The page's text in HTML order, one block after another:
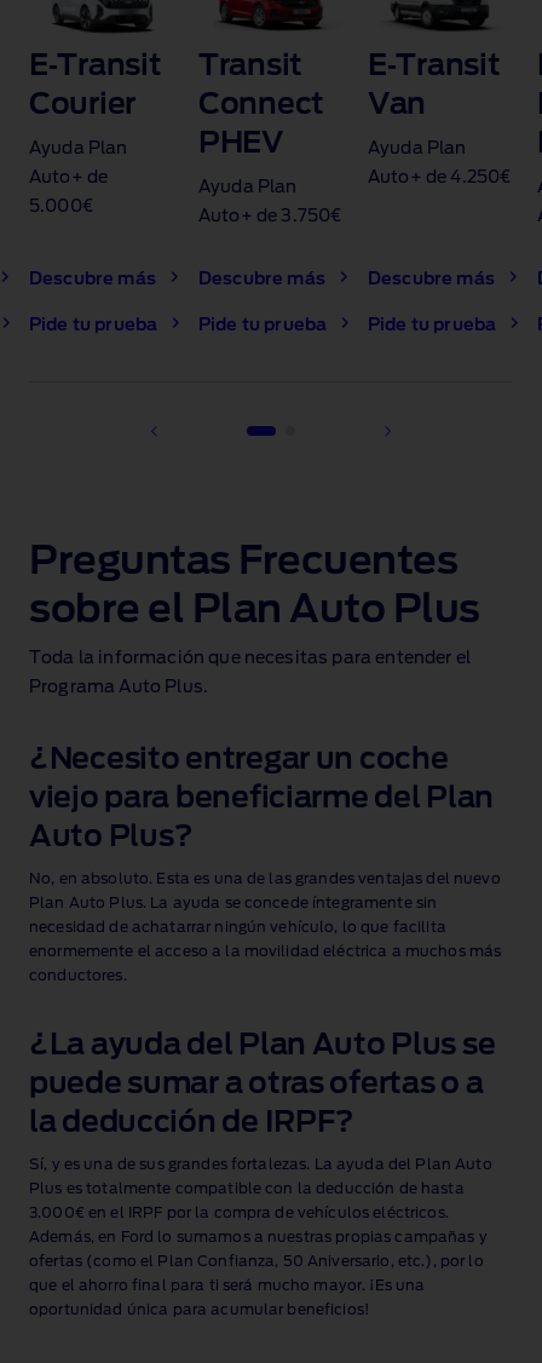
E‑Transit
Courier
Ayuda Plan
Auto+ de
5.000€
Descubre más
Pide tu prueba
Transit
Connect
PHEV
Ayuda Plan
Auto+ de 3.750€
Descubre más
Pide tu prueba
E‑Transit
Van
Ayuda Plan
Auto+ de 4.250€
Descubre más
Pide tu prueba
Preguntas Frecuentes
sobre el Plan Auto Plus
Toda la información que necesitas para entender el
Programa Auto Plus.
¿Necesito entregar un coche
viejo para beneficiarme del Plan
Auto Plus?
No, en absoluto. Esta es una de las grandes ventajas del nuevo
Plan Auto Plus. La ayuda se concede íntegramente sin
necesidad de achatarrar ningún vehículo, lo que facilita
enormemente el acceso a la movilidad eléctrica a muchos más
conductores.
¿La ayuda del Plan Auto Plus se
puede sumar a otras ofertas o a
la deducción de IRPF?
Sí, y es una de sus grandes fortalezas. La ayuda del Plan Auto
Plus es totalmente compatible con la deducción de hasta
3.000€ en el IRPF por la compra de vehículos eléctricos.
Además, en Ford lo sumamos a nuestras propias campañas y
ofertas (como el Plan Confianza, 50 Aniversario, etc.), por lo
que el ahorro final para ti será mucho mayor. ¡Es una
oportunidad única para acumular beneficios!